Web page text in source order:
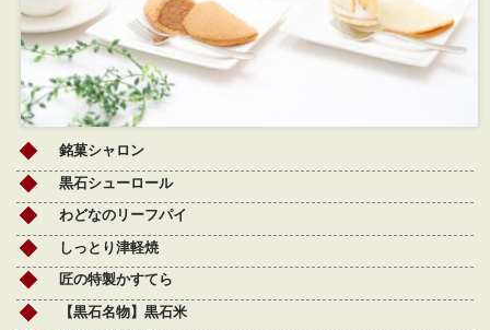
銘菓シャロン
黒石シューロール
わどなのリーフパイ
しっとり津軽焼
匠の特製かすてら
【黒石名物】黒石米